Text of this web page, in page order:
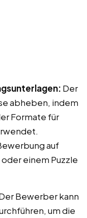
Der
abheben, indem
Formate für
auf
einem Puzzle
Bewerber kann
um die